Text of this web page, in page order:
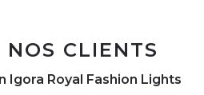
CLIENTS
Igora Royal Fashion Lights